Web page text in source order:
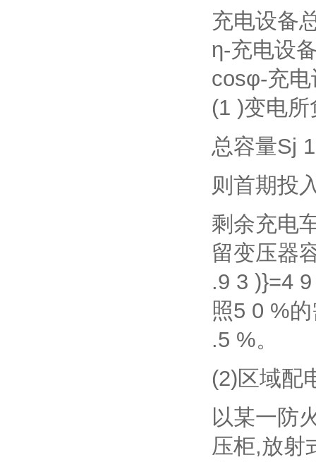
充电设备
η-充电设
cosφ-充
(1 )变电
总容量Sj
则首期投
剩余充电
留变压器
.9 3 )}=4
照5 0 %
.5 %。
(2)区域配
以某一防
压柜,放射